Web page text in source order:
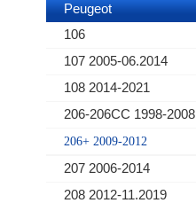
Peugeot
106
107 2005-06.2014
108 2014-2021
206-206CC 1998-2008
206+ 2009-2012
207 2006-2014
208 2012-11.2019